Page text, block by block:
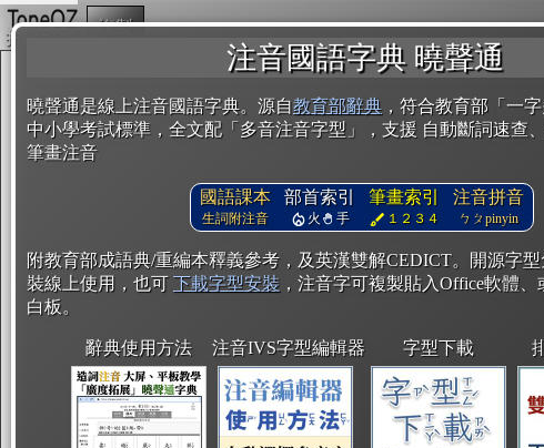
注音國語字典 曉聲通
曉聲通是線上注音國語字典。源自教育部辭典 ，符合教育部「一
中小學考試標準，全文配「多音注音字型」，支援 自動斷詞速查
筆畫注音
國語課本
生詞附注音
部首索引
火 手
筆畫索引
１２３４
注音拼音
ㄅㄆpinyin
附教育部成語典/重編本釋義參考，及英漢雙解CEDICT。開源字
裝線上使用，也可 下載字型安裝 ，注音字可複製貼入Office軟體、
白板。
辭典使用方法 注音IVS字型編輯器 字型下載
複製